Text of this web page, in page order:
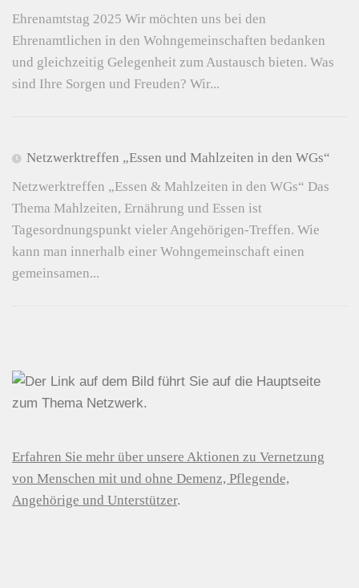
Ehrenamtstag 2025 Wir möchten uns bei den
Ehrenamtlichen in den Wohngemeinschaften bedanken
und gleichzeitig Gelegenheit zum Austausch bieten. Was
sind Ihre Sorgen und Freuden? Wir...
Netzwerktreffen „Essen und Mahlzeiten in den WGs“
Netzwerktreffen „Essen & Mahlzeiten in den WGs“ Das
Thema Mahlzeiten, Ernährung und Essen ist
Tagesordnungspunkt vieler Angehörigen-Treffen. Wie
kann man innerhalb einer Wohngemeinschaft einen
gemeinsamen...
Erfahren Sie mehr über unsere Aktionen zu Vernetzung
von Menschen mit und ohne Demenz, Pflegende,
Angehörige und Unterstützer.